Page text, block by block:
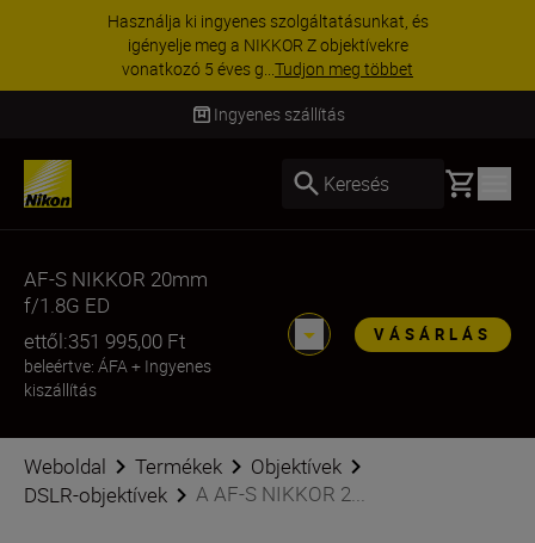
Használja ki ingyenes szolgáltatásunkat, és
igényelje meg a NIKKOR Z objektívekre
vonatkozó 5 éves g...Tudjon meg többet
Ingyenes szállítás
Keresés Basket
AF-S NIKKOR 20mm
f/1.8G ED
ettől:351 995,00 Ft
beleértve: ÁFA+ Ingyenes
kiszállítás
VÁSÁRLÁS
Weboldal Termékek
Objektívek
DSLR-objektívek
A AF-S NIKKOR 2...